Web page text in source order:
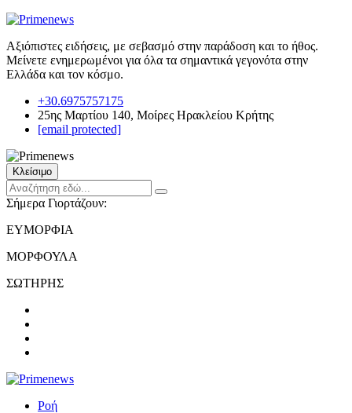
Αξιόπιστες ειδήσεις, με σεβασμό στην παράδοση και το ήθος.
Μείνετε ενημερωμένοι για όλα τα σημαντικά γεγονότα στην
Ελλάδα και τον κόσμο.
+30.6975757175
25ης Μαρτίου 140, Μοίρες Ηρακλείου Κρήτης
[email protected]
Κλείσιμο
Σήμερα Γιορτάζουν:
ΕΥΜΟΡΦΙΑ
ΜΟΡΦΟΥΛΑ
ΣΩΤΗΡΗΣ
Ροή